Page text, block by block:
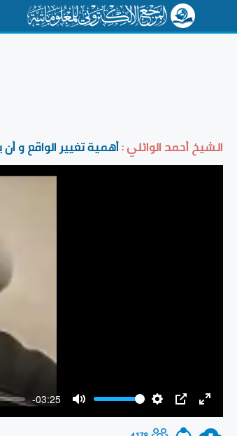
الشيخ أحمد الوائلي :أهمية تغيير الواقع و
-03:25